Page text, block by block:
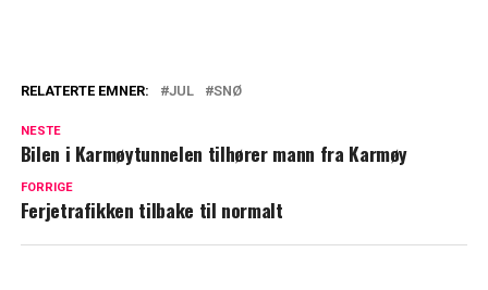
RELATERTE EMNER: JUL SNØ
NESTE
Bilen i Karmøytunnelen tilhører mann fra Karmøy
FORRIGE
Ferjetrafikken tilbake til normalt